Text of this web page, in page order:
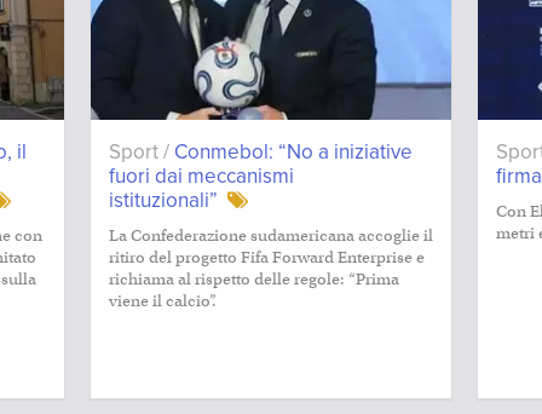
il
con
Sport / Conmebol: “No a iniziative
fuori dai meccanismi
istituzionali”
La Confederazione sudamericana accoglie il
ritiro del progetto Fifa Forward Enterprise e
richiama al rispetto delle regole: “Prima
viene il calcio”.
Con
metri